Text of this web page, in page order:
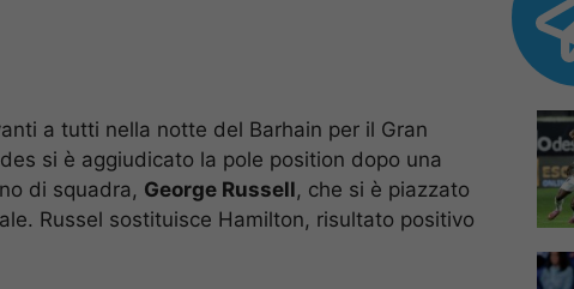
a tutti nella notte del Barhain per il Gran
si è aggiudicato la pole position dopo una
di squadra, George Russell, che si è piazzato
Russel sostituisce Hamilton, risultato positivo